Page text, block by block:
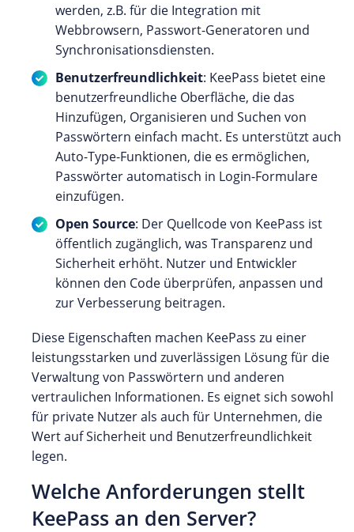
werden, z.B. für die Integration mit
Webbrowsern, Passwort-Generatoren und
Synchronisationsdiensten.
Benutzerfreundlichkeit: KeePass bietet eine
benutzerfreundliche Oberfläche, die das
Hinzufügen, Organisieren und Suchen von
Passwörtern einfach macht. Es unterstützt auch
Auto-Type-Funktionen, die es ermöglichen,
Passwörter automatisch in Login-Formulare
einzufügen.
Open Source: Der Quellcode von KeePass ist
öffentlich zugänglich, was Transparenz und
Sicherheit erhöht. Nutzer und Entwickler
können den Code überprüfen, anpassen und
zur Verbesserung beitragen.
Diese Eigenschaften machen KeePass zu einer
leistungsstarken und zuverlässigen Lösung für die
Verwaltung von Passwörtern und anderen
vertraulichen Informationen. Es eignet sich sowohl
für private Nutzer als auch für Unternehmen, die
Wert auf Sicherheit und Benutzerfreundlichkeit
legen.
Welche Anforderungen stellt
KeePass an den Server?